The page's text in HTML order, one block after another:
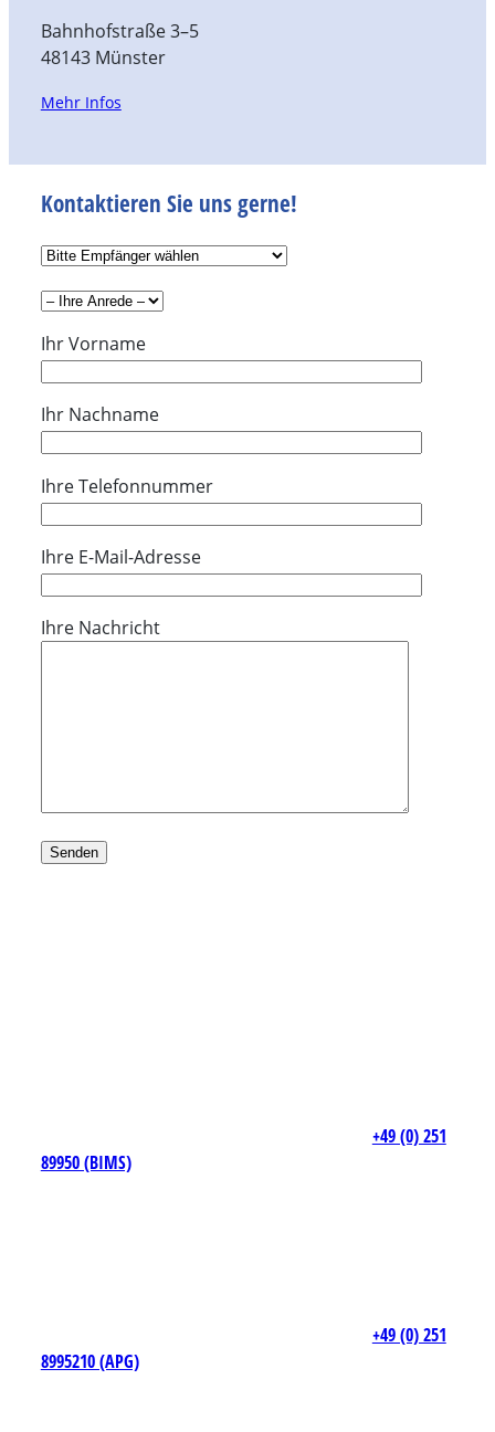
Bahnhofstraße 3–5
48143 Münster
Mehr Infos
Kontaktieren Sie uns gerne!
Ihr Vorname
Ihr Nachname
Ihre Telefonnummer
Ihre E-Mail-Adresse
Ihre Nachricht
+49 (0) 251
89950 (BIMS)
+49 (0) 251
8995210 (APG)